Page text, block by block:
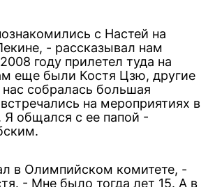
с Настей на
- рассказывал нам
году прилетел туда на
еще были Костя Цзю, другие
собралась большая
на мероприятиях в
общался с ее папой -
в Олимпийском комитете, -
- Мне было тогда лет 15. А в